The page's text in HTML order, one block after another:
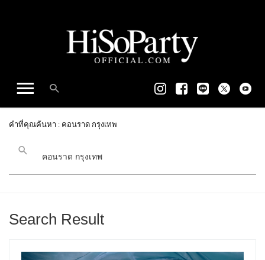
คำที่คุณค้นหา : คอนราด กรุงเทพ
Search Result